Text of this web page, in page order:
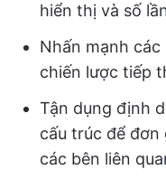
hiển thị và số
Nhấn mạnh
chiến lược tiếp
Tận dụng định
cấu trúc để đơn
các bên liên